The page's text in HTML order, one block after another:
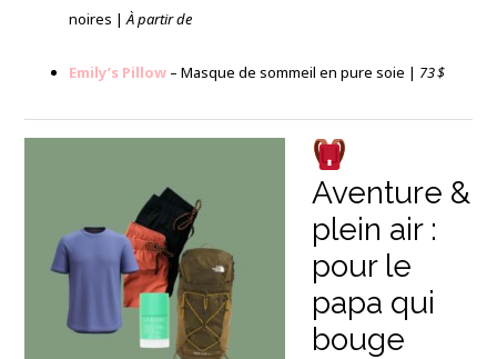
noires |À partir de
Emily’s Pillow – Masque de sommeil en pure soie | 73 $
Aventure &
plein air :
pour le
papa qui
bouge